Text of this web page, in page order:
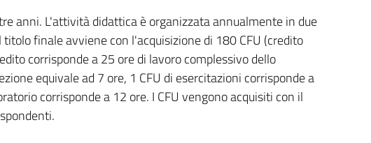
anni. L'attività didattica è organizzata annualmente in due
finale avviene con l'acquisizione di 180 CFU (credito
corrisponde a 25 ore di lavoro complessivo dello
equivale ad 7 ore, 1 CFU di esercitazioni corrisponde a
corrisponde a 12 ore. I CFU vengono acquisiti con il